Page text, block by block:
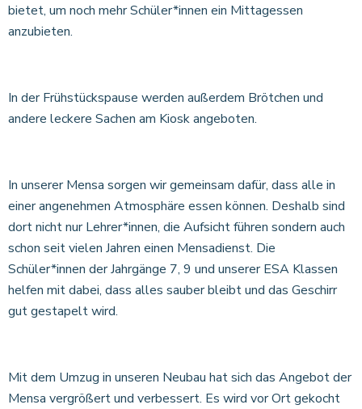
bietet, um noch mehr Schüler*innen ein Mittagessen
anzubieten.
In der Frühstückspause werden außerdem Brötchen und
andere leckere Sachen am Kiosk angeboten.
In unserer Mensa sorgen wir gemeinsam dafür, dass alle in
einer angenehmen Atmosphäre essen können. Deshalb sind
dort nicht nur Lehrer*innen, die Aufsicht führen sondern auch
schon seit vielen Jahren einen Mensadienst. Die
Schüler*innen der Jahrgänge 7, 9 und unserer ESA Klassen
helfen mit dabei, dass alles sauber bleibt und das Geschirr
gut gestapelt wird.
Mit dem Umzug in unseren Neubau hat sich das Angebot der
Mensa vergrößert und verbessert. Es wird vor Ort gekocht